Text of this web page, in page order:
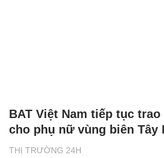
THỊ TRƯỜNG 24H
BAT Việt Nam tiếp tục
cho phụ nữ vùng biên Tây